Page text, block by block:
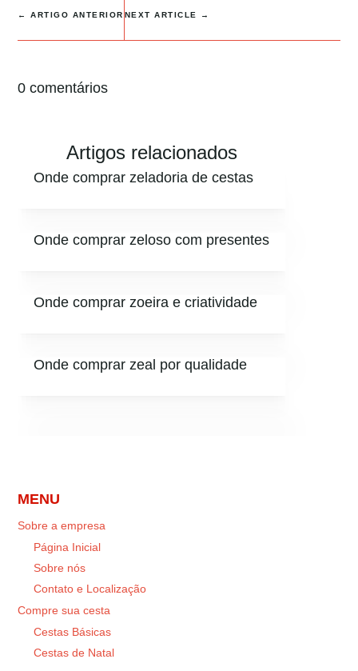
←ARTIGO ANTERIOR NEXT ARTICLE →
0 comentários
Artigos relacionados
Onde comprar zeladoria de cestas
Onde comprar zeloso com presentes
Onde comprar zoeira e criatividade
Onde comprar zeal por qualidade
MENU
Sobre a empresa
Página Inicial
Sobre nós
Contato e Localização
Compre sua cesta
Cestas Básicas
Cestas de Natal